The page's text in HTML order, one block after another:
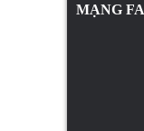
MẠNG